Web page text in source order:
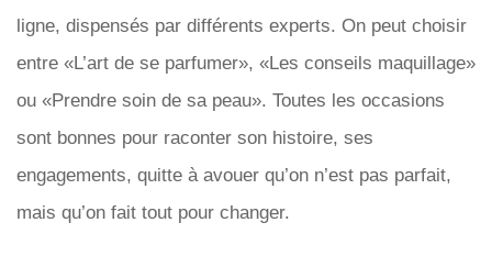
ligne, dispensés par différents experts. On peut choisir
entre «L’art de se parfumer», «Les conseils maquillage»
ou «Prendre soin de sa peau». Toutes les occasions
sont bonnes pour raconter son histoire, ses
engagements, quitte à avouer qu’on n’est pas parfait,
mais qu’on fait tout pour changer.